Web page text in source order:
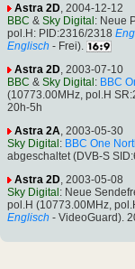
Astra 2D , 2004-12-12
BBC & Sky Digital: Neue
pol.H: PID:2316/2318
Englisch - Frei).
Astra 2D, 2003-07-10
BBC & Sky Digital : BBC
(10773.00MHz, pol.H
20h-5h
Astra 2A, 2003-05-30
Sky Digital : BBC One
abgeschaltet (DVB-S
Astra 2D, 2003-05-08
Sky Digital : Neue
pol.H (10773.00MHz,
Englisch - VideoGuard).